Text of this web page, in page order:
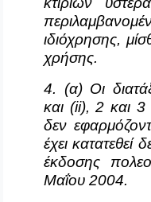
ιδιόχρησης,
χρήσης.
4. (α) Οι
και (ii), 2 και 3
δεν
έχει
έκδοσης
Μαΐου 2004.